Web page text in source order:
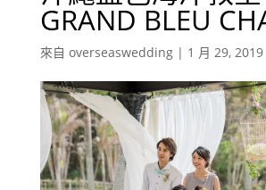
GRAND BLEU
來自 overseaswedding| 1 月 29, 2019